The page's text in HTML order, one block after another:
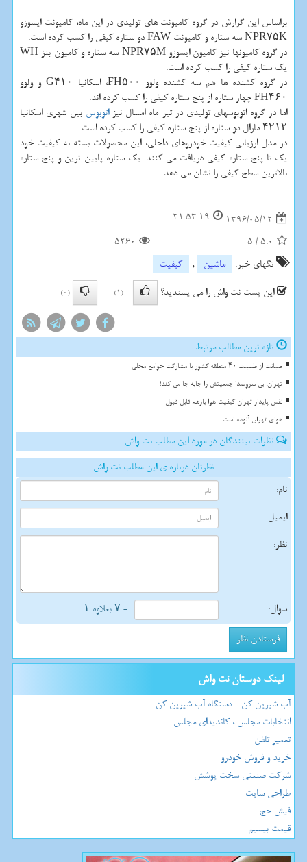
براساس این گزارش در گروه كامیونت های تولیدی در این ماه، كامیونت ایسوزو
NPR۷۵K سه ستاره و كامیونت FAW دو ستاره كیفی را كسب كرده است.
در گروه كامیونها نیز كامیون ایسوزو NPR۷۵M سه ستاره و كامیون بنز WH
یك ستاره كیفی را كسب كرده است.
در گروه كشنده ها هم سه كشنده ولوو FH۵۰۰، اسكانیا G۴۱۰ و ولوو
FH۴۶۰ چهار ستاره از پنج ستاره كیفی را كسب كرده اند.
اما در گروه اتوبوسهای تولیدی در تیر ماه امسال نیزاتوبوس بین شهری اسكانیا
۴۲۱۲ مارال دو ستاره از پنج ستاره كیفی را كسب كرده است.
در مدل ارزیابی كیفیت خودروهای داخلی، این محصولات بسته به كیفیت خود
یك تا پنج ستاره كیفی دریافت می كنند. یك ستاره پایین ترین و پنج ستاره
بالاترین سطح كیفی را نشان می دهد.
1396/05/12
21:53:19
5.0
/
5
5260
تگهای خبر:
ماشین ,
كیفیت
این پست نت واش را می پسندید؟
(1)
(0)
تازه ترین مطالب مرتبط
صیانت از طبیعت ۴۰ منطقه کشور با مشارکت جوامع محلی
تهران، بی سروصدا جمعیتش را جابه جا می کند!
نفس پایدار تهران کیفیت هوا بازهم قابل قبول
هوای تهران آلوده است
نظرات بینندگان در مورد این مطلب نت واش
نظرتان درباره ی این مطلب نت واش
نام:
ایمیل:
نظر:
سوال: = ۷ بعلاوه ۱
لینک دوستان نت واش
آب شیرین کن - دستگاه آب شیرین کن
انتخابات مجلس ، کاندیدای مجلس
تعمیر تلفن
خرید و فروش خودرو
شرکت صنعتی سخت پوشش
طراحی سایت
فیش حج
قیمت بیسیم